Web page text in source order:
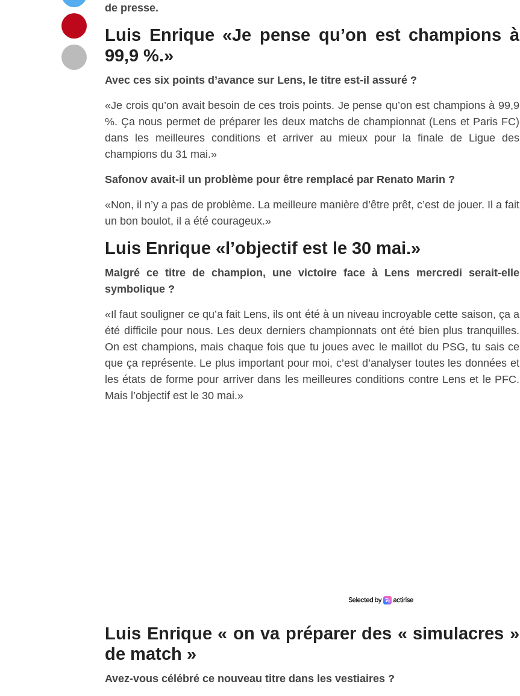
de presse.
Luis Enrique «Je pense qu’on est champions à
99,9 %.»
Avec ces six points d’avance sur Lens, le titre est-il assuré ?
«Je crois qu’on avait besoin de ces trois points. Je pense qu’on est champions à 99,9
%. Ça nous permet de préparer les deux matchs de championnat (Lens et Paris FC)
dans les meilleures conditions et arriver au mieux pour la finale de Ligue des
champions du 31 mai.»
Safonov avait-il un problème pour être remplacé par Renato Marin ?
«Non, il n’y a pas de problème. La meilleure manière d’être prêt, c’est de jouer. Il a fait
un bon boulot, il a été courageux.»
Luis Enrique «l’objectif est le 30 mai.»
Malgré ce titre de champion, une victoire face à Lens mercredi serait-elle
symbolique ?
«Il faut souligner ce qu’a fait Lens, ils ont été à un niveau incroyable cette saison, ça a
été difficile pour nous. Les deux derniers championnats ont été bien plus tranquilles.
On est champions, mais chaque fois que tu joues avec le maillot du PSG, tu sais ce
que ça représente. Le plus important pour moi, c’est d’analyser toutes les données et
les états de forme pour arriver dans les meilleures conditions contre Lens et le PFC.
Mais l’objectif est le 30 mai.»
Luis Enrique « on va préparer des « simulacres »
de match »
Avez-vous célébré ce nouveau titre dans les vestiaires ?